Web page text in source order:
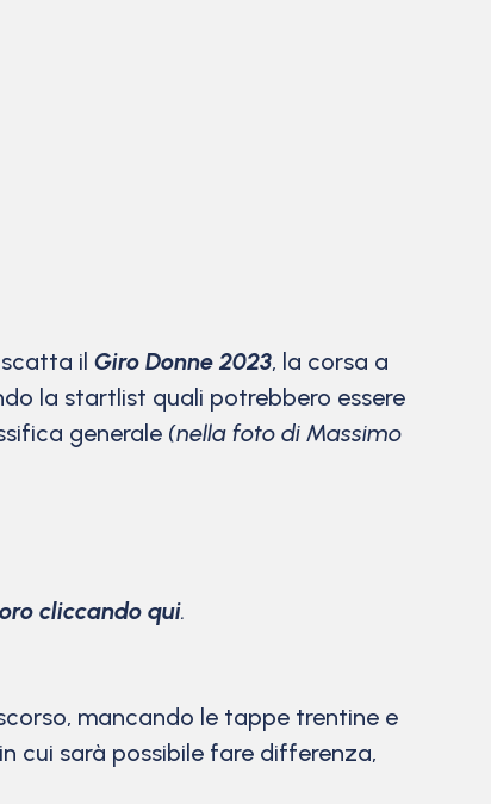
scatta il Giro Donne 2023, la corsa a
la startlist quali potrebbero essere
generale (nella foto di Massimo
cliccando qui.
mancando le tappe trentine e
cui sarà possibile fare differenza,